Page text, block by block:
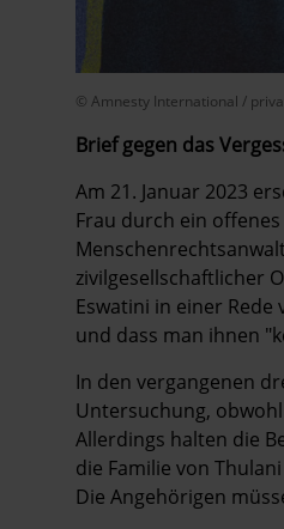
© Amnesty International /
Brief gegen das
Am 21. Januar 2023
Frau durch ein
zivilgesellschaftlicher
Eswatini in einer
und dass man ihnen
In den vergangenen
Untersuchung,
Allerdings halten die
die Familie von
Die Angehörigen